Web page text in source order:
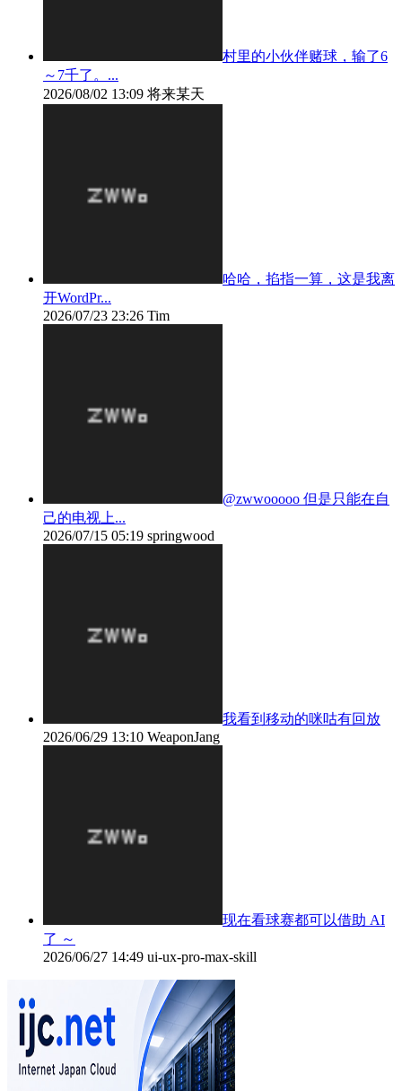
村里的小伙伴赌球，输了6
～7千了。...
2026/08/02 13:09 将来某天
哈哈，掐指一算，这是我离
开WordPr...
2026/07/23 23:26 Tim
@zwwooooo 但是只能在自
己的电视上...
2026/07/15 05:19 springwood
我看到移动的咪咕有回放
2026/06/29 13:10 WeaponJang
现在看球赛都可以借助 AI
了 ～
2026/06/27 14:49 ui-ux-pro-max-skill